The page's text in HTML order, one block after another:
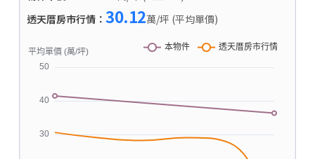
透天厝房市行情： 30.12萬/坪 (平均單價)